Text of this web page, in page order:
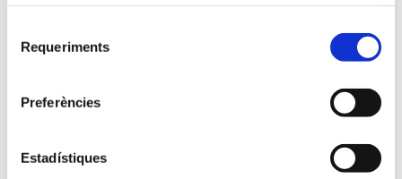
Requeriments
Preferències
Estadístiques
Incrusteu-ho al vostre web
Descarregar
20
Highcharts.com